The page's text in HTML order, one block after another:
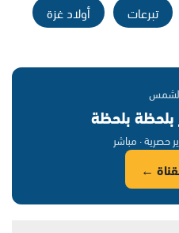
تبرعات أولاد غزة
بلحظة بلحظة
حصرية · مباشر
←